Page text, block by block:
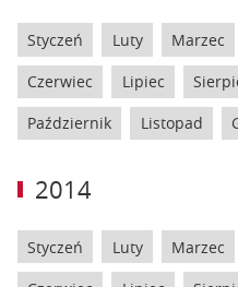
Styczeń Luty Marzec
Czerwiec Lipiec
Październik Listopad
2014
Styczeń Luty Marzec